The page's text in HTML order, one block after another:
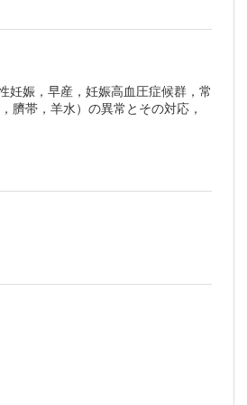
妊娠，早産，妊娠高血圧症候群，常
臍帯，羊水）の異常とその対応，